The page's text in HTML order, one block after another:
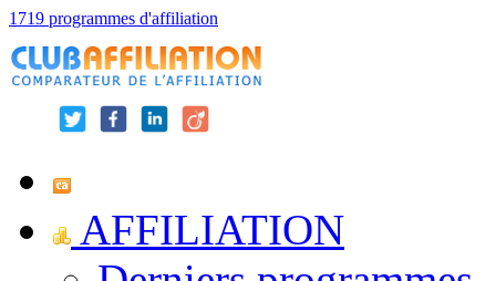
1719 programmes d'affiliation
AFFILIATION